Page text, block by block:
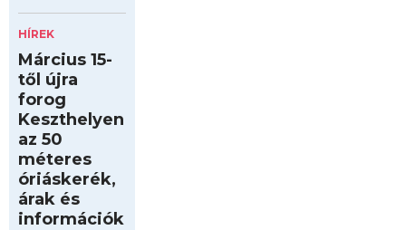
HÍREK
Március 15-
től újra
forog
Keszthelyen
az 50
méteres
óriáskerék,
árak és
információk